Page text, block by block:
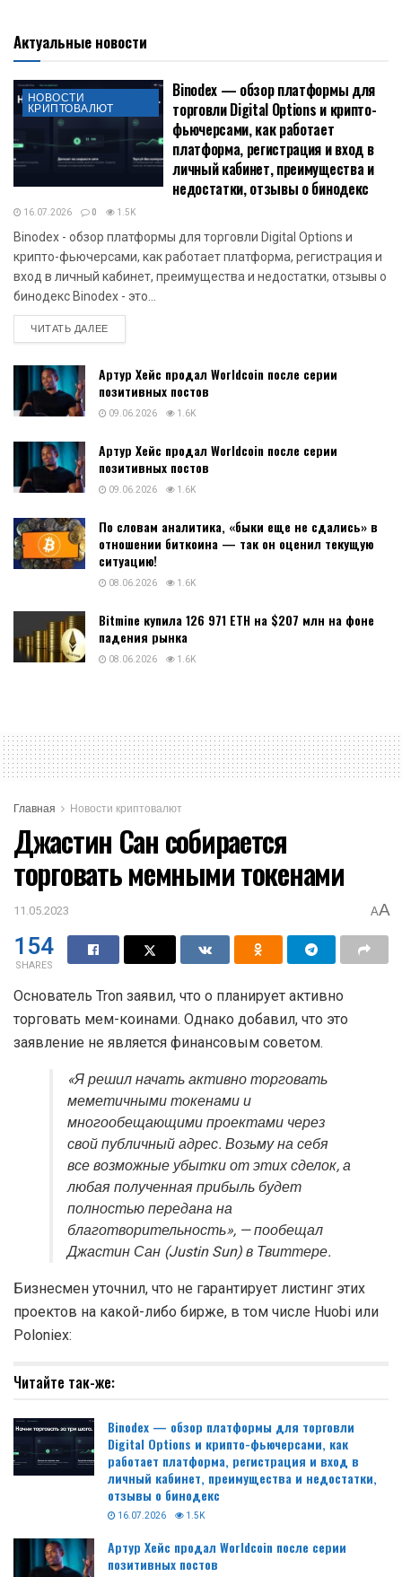
Актуальные новости
НОВОСТИ
КРИПТОВАЛЮТ
Binodex — обзор платформы для
торговли Digital Options и крипто-
фьючерсами, как работает
платформа, регистрация и вход в
личный кабинет, преимущества и
недостатки, отзывы о бинодекс
16.07.2026 0 1.5K
Binodex - обзор платформы для торговли Digital Options и
крипто-фьючерсами, как работает платформа, регистрация и
вход в личный кабинет, преимущества и недостатки, отзывы о
бинодекс Binodex - это...
ЧИТАТЬ ДАЛЕЕDETAILS
Артур Хейс продал Worldcoin после серии
позитивных постов
09.06.2026 1.6K
Артур Хейс продал Worldcoin после серии
позитивных постов
09.06.2026 1.6K
По словам аналитика, «быки еще не сдались» в
отношении биткоина — так он оценил текущую
ситуацию!
08.06.2026 1.6K
Bitmine купила 126 971 ETH на $207 млн на фоне
падения рынка
08.06.2026 1.6K
Главная Новости криптовалют
Джастин Сан собирается
торговать мемными токенами
11.05.2023 AA
154
SHARES
Основатель Tron заявил, что о планирует активно
торговать мем-коинами. Однако добавил, что это
заявление не является финансовым советом.
«Я решил начать активно торговать
меметичными токенами и
многообещающими проектами через
свой публичный адрес. Возьму на себя
все возможные убытки от этих сделок, а
любая полученная прибыль будет
полностью передана на
благотворительность», — пообещал
Джастин Сан (Justin Sun) в Твиттере.
Бизнесмен уточнил, что не гарантирует листинг этих
проектов на какой-либо бирже, в том числе Huobi или
Poloniex:
Читайте так-же:
Binodex — обзор платформы для торговли
Digital Options и крипто-фьючерсами, как
работает платформа, регистрация и вход в
личный кабинет, преимущества и недостатки,
отзывы о бинодекс
16.07.2026 1.5K
Артур Хейс продал Worldcoin после серии
позитивных постов